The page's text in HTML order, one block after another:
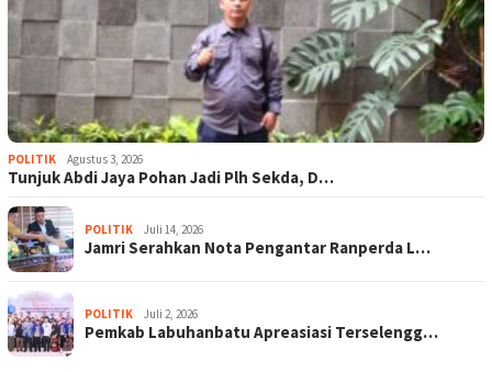
POLITIK Agustus 3, 2026
Tunjuk Abdi Jaya Pohan Jadi Plh Sekda, D…
POLITIK Juli 14, 2026
Jamri Serahkan Nota Pengantar Ranperda L…
POLITIK Juli 2, 2026
Pemkab Labuhanbatu Apreasiasi Terselengg…